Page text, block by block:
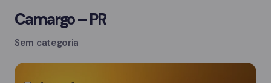
Camargo – PR
Sem categoria